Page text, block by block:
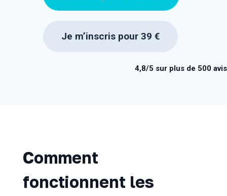
Je m’inscris pour 39 €
4,8/5 sur plus de 500 avis
Comment
fonctionnent les